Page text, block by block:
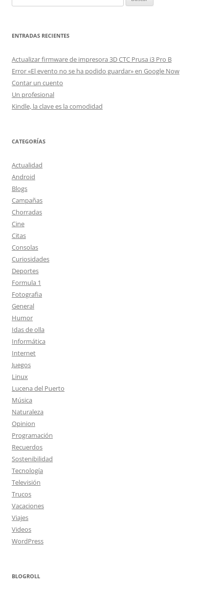
ENTRADAS RECIENTES
Actualizar firmware de impresora 3D CTC Prusa i3 Pro B
Error «El evento no se ha podido guardar» en Google Now
Contar un cuento
Un profesional
Kindle, la clave es la comodidad
CATEGORÍAS
Actualidad
Android
Blogs
Campañas
Chorradas
Cine
Citas
Consolas
Curiosidades
Deportes
Formula 1
Fotografia
General
Humor
Idas de olla
Informática
Internet
Juegos
Linux
Lucena del Puerto
Música
Naturaleza
Opinion
Programación
Recuerdos
Sostenibilidad
Tecnología
Televisión
Trucos
Vacaciones
Viajes
Videos
WordPress
BLOGROLL